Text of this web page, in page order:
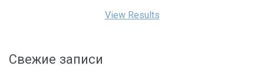
View Results
Свежие записи